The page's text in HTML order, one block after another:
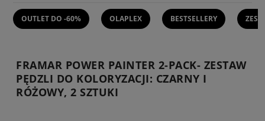
OUTLET DO -60% OLAPLEX BESTSELLERY
FRAMAR POWER PAINTER 2-PACK- ZESTAW
PĘDZLI DO KOLORYZACJI: CZARNY I
RÓŻOWY, 2 SZTUKI